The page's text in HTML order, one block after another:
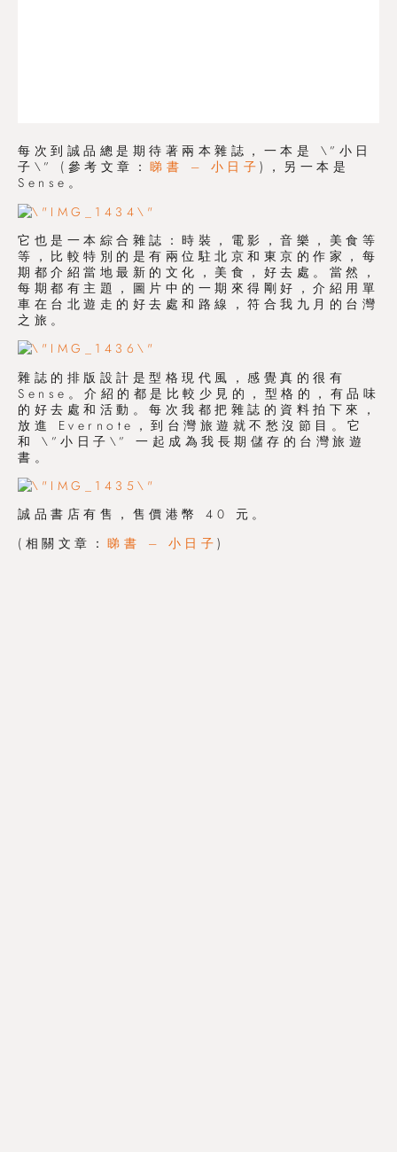
每次到誠品總是期待著兩本雜誌，一本是 \”小日
子\” (參考文章： 睇書 – 小日子 )，另一本是
Sense。
它也是一本綜合雜誌：時裝，電影，音樂，美食等
等，比較特別的是有兩位駐北京和東京的作家，每
期都介紹當地最新的文化，美食，好去處。當然，
每期都有主題，圖片中的一期來得剛好，介紹用單
車在台北遊走的好去處和路線，符合我九月的台灣
之旅。
雜誌的排版設計是型格現代風，感覺真的很有
Sense。介紹的都是比較少見的，型格的，有品味
的好去處和活動。每次我都把雜誌的資料拍下來，
放進 Evernote，到台灣旅遊就不愁沒節目。它
和 \”小日子\” 一起成為我長期儲存的台灣旅遊
書。
誠品書店有售，售價港幣 40 元。
(相關文章： 睇書 – 小日子 )